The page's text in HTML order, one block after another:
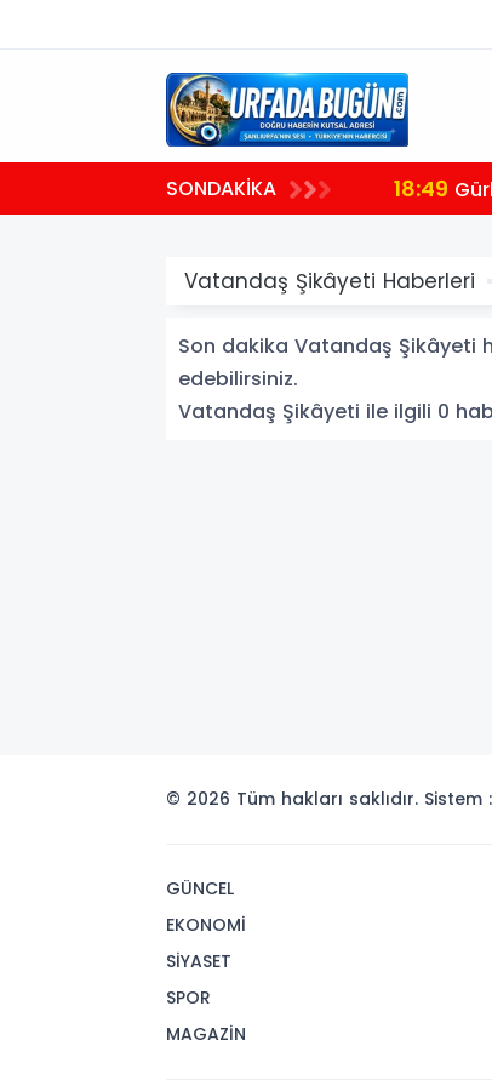
SONDAKİKA 18:49
Vatandaş Şikâyeti Haberleri
Son dakika Vatandaş Şikâyeti
edebilirsiniz.
Vatandaş Şikâyeti ile ilgili 0
© 2026 Tüm hakları saklıdır. Sistem :
GÜNCEL
EKONOMİ
SİYASET
SPOR
MAGAZİN